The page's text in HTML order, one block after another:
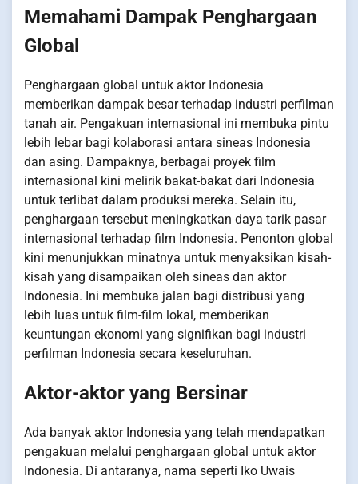
Memahami Dampak Penghargaan
Global
Penghargaan global untuk aktor Indonesia
memberikan dampak besar terhadap industri perfilman
tanah air. Pengakuan internasional ini membuka pintu
lebih lebar bagi kolaborasi antara sineas Indonesia
dan asing. Dampaknya, berbagai proyek film
internasional kini melirik bakat-bakat dari Indonesia
untuk terlibat dalam produksi mereka. Selain itu,
penghargaan tersebut meningkatkan daya tarik pasar
internasional terhadap film Indonesia. Penonton global
kini menunjukkan minatnya untuk menyaksikan kisah-
kisah yang disampaikan oleh sineas dan aktor
Indonesia. Ini membuka jalan bagi distribusi yang
lebih luas untuk film-film lokal, memberikan
keuntungan ekonomi yang signifikan bagi industri
perfilman Indonesia secara keseluruhan.
Aktor-aktor yang Bersinar
Ada banyak aktor Indonesia yang telah mendapatkan
pengakuan melalui penghargaan global untuk aktor
Indonesia. Di antaranya, nama seperti Iko Uwais